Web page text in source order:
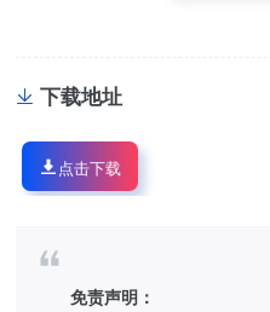
下载地址
点击下载
免责声明：